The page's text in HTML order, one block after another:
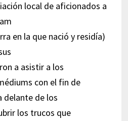
local de aficionados a
en la que nació y residía)
a asistir a los
con el fin de
delante de los
los trucos que